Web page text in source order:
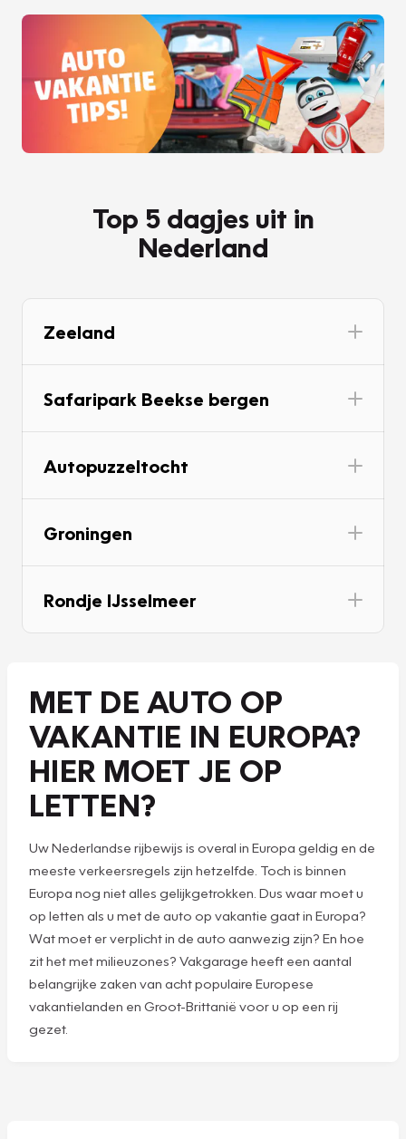
Top 5 dagjes uit in
Nederland
Zeeland
Safaripark Beekse bergen
Autopuzzeltocht
Groningen
Rondje IJsselmeer
MET DE AUTO OP
VAKANTIE IN EUROPA?
HIER MOET JE OP
LETTEN?
Uw Nederlandse rijbewijs is overal in Europa geldig en de
meeste verkeersregels zijn hetzelfde. Toch is binnen
Europa nog niet alles gelijkgetrokken. Dus waar moet u
op letten als u met de auto op vakantie gaat in Europa?
Wat moet er verplicht in de auto aanwezig zijn? En hoe
zit het met milieuzones? Vakgarage heeft een aantal
belangrijke zaken van acht populaire Europese
vakantielanden en Groot-Brittanië voor u op een rij
gezet.